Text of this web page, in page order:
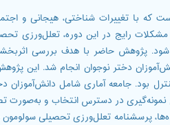
با تغییرات شناختی، هیجانی و
مشکلات رایج در این دوره، تعلل‌ورزی
پژوهش حاضر با هدف بررسی
دختر نوجوان انجام شد. این
بود. جامعه آماری شامل